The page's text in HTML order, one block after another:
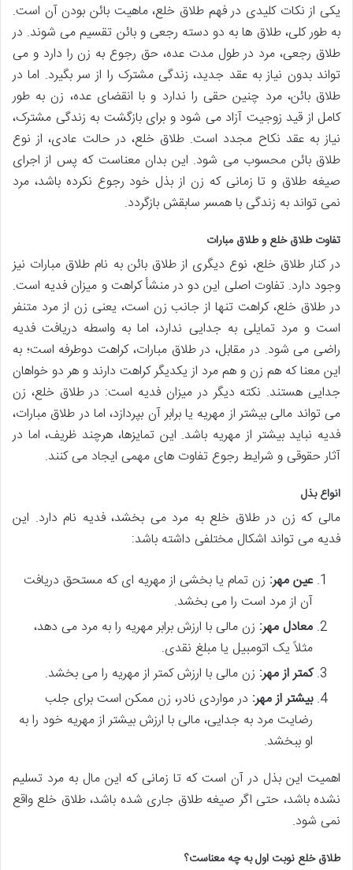
یکی از نکات کلیدی در فهم طلاق خلع، ماهیت بائن بودن آن است.
به طور کلی، طلاق ها به دو دسته رجعی و بائن تقسیم می شوند. در
طلاق رجعی، مرد در طول مدت عده، حق رجوع به زن را دارد و می
تواند بدون نیاز به عقد جدید، زندگی مشترک را از سر بگیرد. اما در
طلاق بائن، مرد چنین حقی را ندارد و با انقضای عده، زن به طور
کامل از قید زوجیت آزاد می شود و برای بازگشت به زندگی مشترک،
نیاز به عقد نکاح مجدد است. طلاق خلع، در حالت عادی، از نوع
طلاق بائن محسوب می شود. این بدان معناست که پس از اجرای
صیغه طلاق و تا زمانی که زن از بذل خود رجوع نکرده باشد، مرد
نمی تواند به زندگی با همسر سابقش بازگردد.
تفاوت طلاق خلع و طلاق مبارات
در کنار طلاق خلع، نوع دیگری از طلاق بائن به نام طلاق مبارات نیز
وجود دارد. تفاوت اصلی این دو در منشأ کراهت و میزان فدیه است.
در طلاق خلع، کراهت تنها از جانب زن است، یعنی زن از مرد متنفر
است و مرد تمایلی به جدایی ندارد، اما به واسطه دریافت فدیه
راضی می شود. در مقابل، در طلاق مبارات، کراهت دوطرفه است؛ به
این معنا که هم زن و هم مرد از یکدیگر کراهت دارند و هر دو خواهان
جدایی هستند. نکته دیگر در میزان فدیه است: در طلاق خلع، زن
می تواند مالی بیشتر از مهریه یا برابر آن بپردازد، اما در طلاق مبارات،
فدیه نباید بیشتر از مهریه باشد. این تمایزها، هرچند ظریف، اما در
آثار حقوقی و شرایط رجوع تفاوت های مهمی ایجاد می کنند.
انواع بذل
مالی که زن در طلاق خلع به مرد می بخشد، فدیه نام دارد. این
فدیه می تواند اشکال مختلفی داشته باشد:
عین مهر: زن تمام یا بخشی از مهریه ای که مستحق دریافت
آن از مرد است را می بخشد.
معادل مهر: زن مالی با ارزش برابر مهریه را به مرد می دهد،
مثلاً یک اتومبیل یا مبلغ نقدی.
کمتر از مهر: زن مالی با ارزش کمتر از مهریه را می بخشد.
بیشتر از مهر: در مواردی نادر، زن ممکن است برای جلب
رضایت مرد به جدایی، مالی با ارزش بیشتر از مهریه خود را به
او ببخشد.
اهمیت این بذل در آن است که تا زمانی که این مال به مرد تسلیم
نشده باشد، حتی اگر صیغه طلاق جاری شده باشد، طلاق خلع واقع
نمی شود.
طلاق خلع نوبت اول به چه معناست؟